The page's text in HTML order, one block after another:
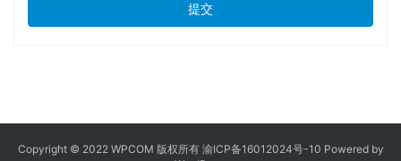
提交
Copyright © 2022 WPCOM 版权所有 渝ICP备16012024号-10 Powered by